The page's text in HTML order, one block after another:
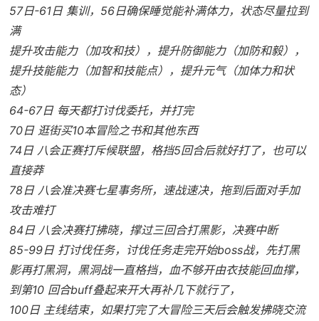
57日-61日 集训，56日确保睡觉能补满体力，状态尽量拉到
满
提升攻击能力（加攻和技），提升防御能力（加防和毅），
提升技能能力（加智和技能点），提升元气（加体力和状
态）
64-67日 每天都打讨伐委托，并打完
70日 逛街买10本冒险之书和其他东西
74日 八会正赛打斥候联盟，格挡5回合后就好打了，也可以
直接莽
78日 八会准决赛七星事务所，速战速决，拖到后面对手加
攻击难打
84日 八会决赛打拂晓，撑过三回合打黑影，决赛中断
85-99日 打讨伐任务，讨伐任务走完开始boss战，先打黑
影再打黑洞，黑洞战一直格挡，血不够开由衣技能回血撑，
到第10 回合buff叠起来开大再补几下就行了，
100日 主线结束，如果打完了大冒险三天后会触发拂晓交流